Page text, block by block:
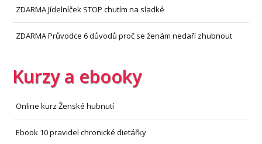
ZDARMA Jídelníček STOP chutím na sladké
ZDARMA Průvodce 6 důvodů proč se ženám nedaří zhubnout
Kurzy a ebooky
Online kurz Ženské hubnutí
Ebook 10 pravidel chronické dietářky